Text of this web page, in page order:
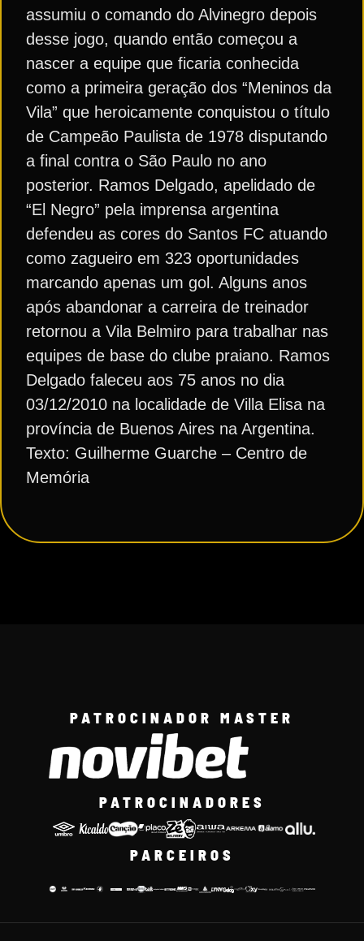
assumiu o comando do Alvinegro depois
desse jogo, quando então começou a
nascer a equipe que ficaria conhecida
como a primeira geração dos “Meninos da
Vila” que heroicamente conquistou o título
de Campeão Paulista de 1978 disputando
a final contra o São Paulo no ano
posterior. Ramos Delgado, apelidado de
“El Negro” pela imprensa argentina
defendeu as cores do Santos FC atuando
como zagueiro em 323 oportunidades
marcando apenas um gol. Alguns anos
após abandonar a carreira de treinador
retornou a Vila Belmiro para trabalhar nas
equipes de base do clube praiano. Ramos
Delgado faleceu aos 75 anos no dia
03/12/2010 na localidade de Villa Elisa na
província de Buenos Aires na Argentina.
Texto: Guilherme Guarche – Centro de
Memória
PATROCINADOR MASTER
PATROCINADORES
PARCEIROS